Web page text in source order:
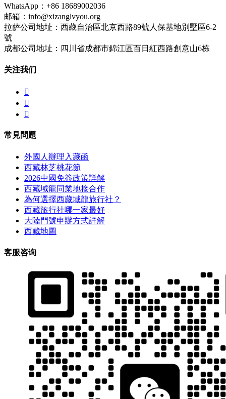
WhatsApp：+86 18689002036
邮箱：info@xizanglvyou.org
拉萨公司地址：西藏自治區北京西路89號人保基地別墅區6-2
號
成都公司地址：四川省成都市錦江區百日紅西路創意山6栋
关注我们



常見問題
外國人辦理入藏函
西藏林芝桃花節
2026中國免簽政策詳解
西藏域龍同業地接合作
為何選擇西藏域龍旅行社？
西藏旅行社哪一家最好
大陸門號申辦方式詳解
西藏地圖
客服咨询